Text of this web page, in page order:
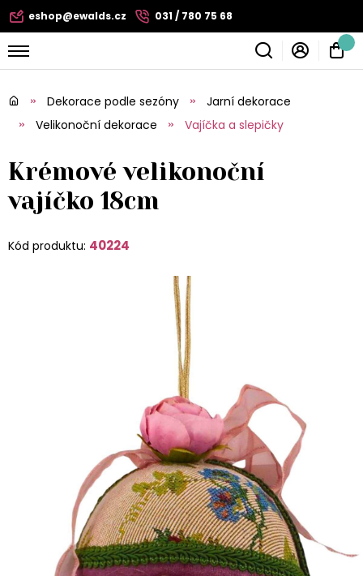
eshop@ewalds.cz 031 / 780 75 68
Dekorace podle sezóny
Jarní dekorace
Velikonoční dekorace
Vajíčka a slepičky
Krémové velikonoční
vajíčko 18cm
Kód produktu: 40224